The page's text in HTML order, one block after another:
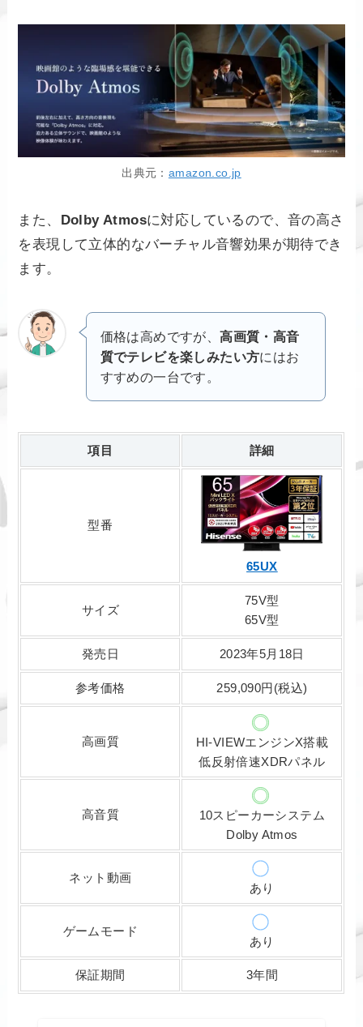
出典元： amazon.co.jp
また、 Dolby Atmosに対応しているので、音の高さ
を表現して立体的なバーチャル音響効果が期待でき
ます。
価格は高めですが、高画質・高音
質でテレビを楽しみたい方にはお
すすめの一台です。
項目 詳細
型番
65UX
サイズ
75V型
65V型
発売日 2023年5月18日
参考価格 259,090円(税込)
高画質
HI-VIEWエンジンX搭載
低反射倍速XDRパネル
高音質
10スピーカーシステム
Dolby Atmos
ネット動画
あり
ゲームモード
あり
保証期間 3年間